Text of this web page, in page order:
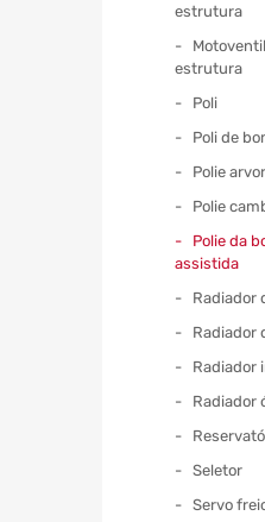
estrutura
estrutura
Poli
Poli de
Polie
Polie
Polie da
assistida
Radiador
Radiador
Radiador
Radiador
Seletor
Servo